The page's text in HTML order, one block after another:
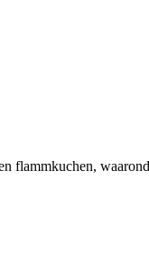
flammkuchen,